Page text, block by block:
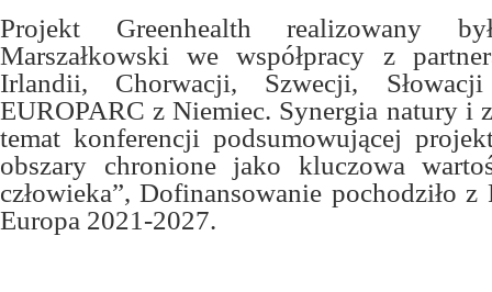
Projekt Greenhealth realizowany
Marszałkowski we współpracy z
Irlandii, Chorwacji, Szwecji,
EUROPARC z Niemiec. Synergia natury i
temat konferencji podsumowującej
obszary chronione jako kluczowa
człowieka”, Dofinansowanie pochodziło z
Europa 2021-2027.